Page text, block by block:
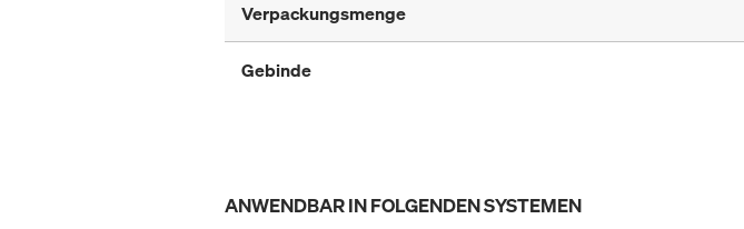
Verpackungsmenge
Gebinde
ANWENDBAR IN FOLGENDEN SYSTEMEN